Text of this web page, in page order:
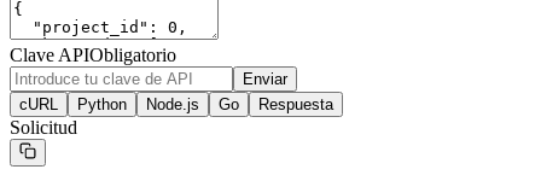
Clave APIObligatorio
Enviar
cURL
Python Node.js Go Respuesta
Solicitud